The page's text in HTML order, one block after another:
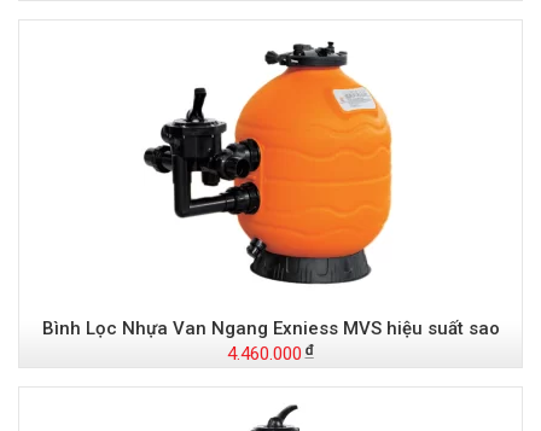
Bình Lọc Nhựa Van Ngang Exniess MVS hiệu suất sao
4.460.000